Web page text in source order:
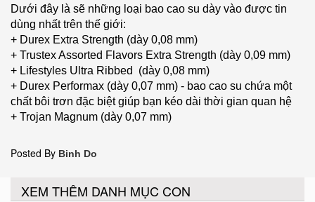
Dưới đây là sẽ những loại bao cao su dày vào được tin
dùng nhất trên thế giới:
+ Durex Extra Strength (dày 0,08 mm)
+ Trustex Assorted Flavors Extra Strength (dày 0,09 mm)
+ Lifestyles Ultra Ribbed (dày 0,08 mm)
+ Durex Performax (dày 0,07 mm) - bao cao su chứa một
chất bôi trơn đặc biệt giúp bạn kéo dài thời gian quan hệ
+ Trojan Magnum (dày 0,07 mm)
Posted By Binh Do
XEM THÊM DANH MỤC CON